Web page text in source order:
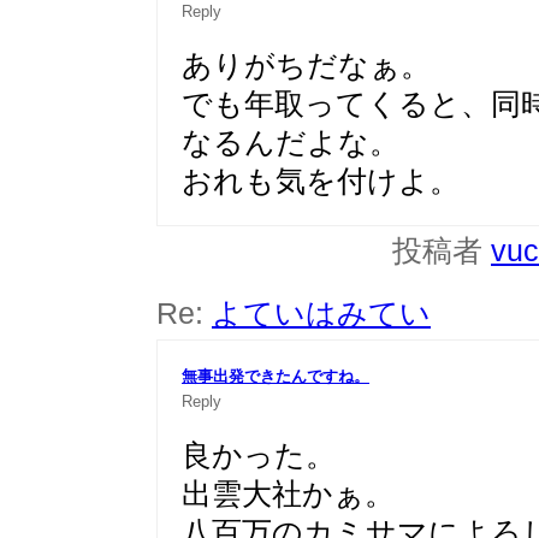
Reply
ありがちだなぁ。
でも年取ってくると、同
なるんだよな。
おれも気を付けよ。
投稿者
Re: よていはみてい
無事出発できたんですね。
Reply
良かった。
出雲大社かぁ。